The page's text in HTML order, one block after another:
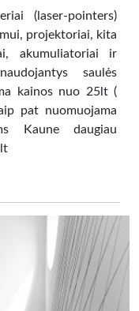
(laser-pointers)
projektoriai, kita
akumuliatoriai ir
saulės
kainos nuo 25lt (
pat nuomuojama
Kaune daugiau